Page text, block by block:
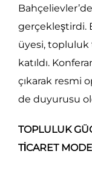
gerçekleştirdi.
üyesi, topluluk
katıldı.
çıkarak resmi
de duyurusu
TOPLULUK
TİCARET